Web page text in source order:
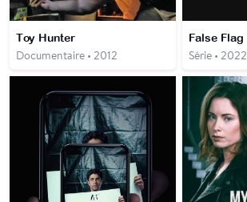
Toy Hunter
Documentaire • 2012
False Flag
Série • 2022